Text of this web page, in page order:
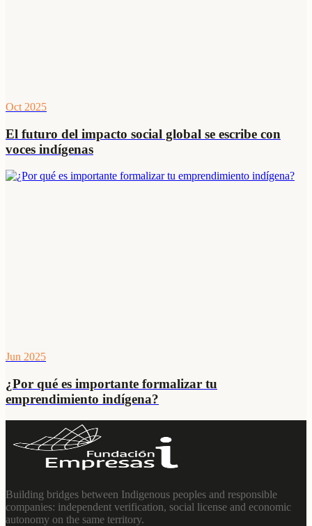
Oct 2025
El futuro del impacto social global se escribe con
voces indígenas
Jun 2025
¿Por qué es importante formalizar tu
emprendimiento indígena?
Building bridges between Indigenous peoples and responsible
companies: independent verification, social license and economic
autonomy on the same territory.